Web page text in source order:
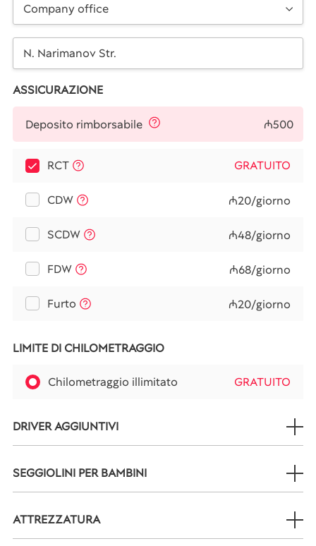
Company office
ASSICURAZIONE
Deposito rimborsabile ₼500
RCT GRATUITO
CDW ₼20/giorno
SCDW ₼48/giorno
FDW ₼68/giorno
Furto ₼20/giorno
LIMITE DI CHILOMETRAGGIO
Chilometraggio illimitato GRATUITO
DRIVER AGGIUNTIVI
SEGGIOLINI PER BAMBINI
ATTREZZATURA